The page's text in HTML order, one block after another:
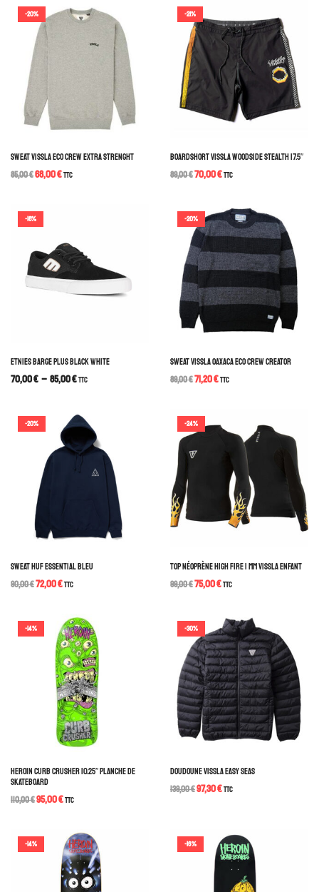
-20%
SWEAT VISSLA ECO CREW EXTRA STRENGHT
85,00€68,00€TTC
-21%
BOARDSHORT VISSLA WOODSIDE STEALTH 17.5″
89,00€70,00€TTC
-18%
ETNIES BARGE PLUS BLACK WHITE
70,00€ – 85,00€TTC
-20%
SWEAT VISSLA OAXACA ECO CREW CREATOR
89,00€71,20€TTC
-20%
SWEAT HUF ESSENTIAL BLEU
90,00€72,00€TTC
-24%
TOP NÉOPRÈNE HIGH FIRE 1 MM VISSLA ENFANT
99,00€75,00€TTC
-14%
HEROIN CURB CRUSHER 10.25″ PLANCHE DE
SKATEBOARD
110,00€95,00€TTC
-30%
DOUDOUNE VISSLA EASY SEAS
139,00€97,30€TTC
-14% -16%